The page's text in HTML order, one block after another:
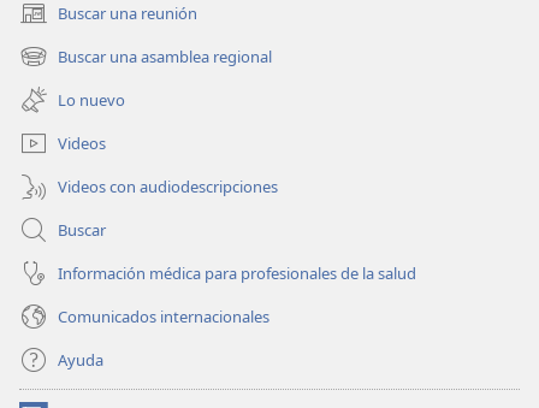
Buscar una reunión
(abre
una
nueva
ventana)
Buscar una asamblea regional
(abre
una
nueva
ventana)
Lo nuevo
Videos
Videos con audiodescripciones
Buscar
Información médica para profesionales de la salud
Comunicados internacionales
Ayuda